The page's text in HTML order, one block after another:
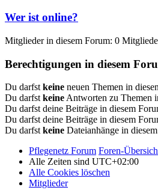
Wer ist online?
Mitglieder in diesem Forum: 0
Berechtigungen in diesem
Du darfst keine neuen Themen in
Du darfst keine Antworten zu Themen
Du darfst deine Beiträge in diesem
Du darfst deine Beiträge in diesem
Du darfst keine Dateianhänge in
Pflegenetz Forum Foren-
Alle Zeiten sind UTC+02:00
Alle Cookies löschen
Mitglieder